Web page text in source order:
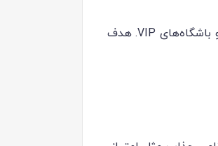
باشگاه‌های مشتریان انواع مختلفی دارند، از جمله باشگاه‌های مبتنی بر وفاداری، باشگاه‌های پاداش‌دهی، سیستم‌های امتیازدهی و باشگاه‌های VIP. هدف